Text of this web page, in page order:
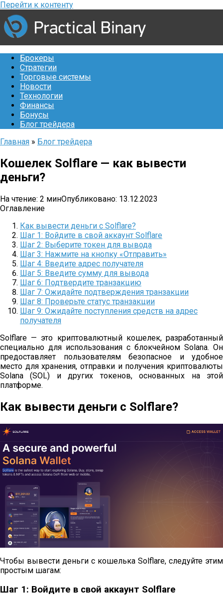
Перейти к контенту
Брокеры
Стратегии
Торговые системы
Новости
Технологии
Финансы
Бонусы
Блог трейдера
Главная » Блог трейдера
Кошелек Solflare — как вывести
деньги?
На чтение: 2 минОпубликовано: 13.12.2023
Оглавление
Как вывести деньги с Solflare?
Шаг 1: Войдите в свой аккаунт Solflare
Шаг 2: Выберите токен для вывода
Шаг 3: Нажмите на кнопку «Отправить»
Шаг 4: Введите адрес получателя
Шаг 5: Введите сумму для вывода
Шаг 6: Подтвердите транзакцию
Шаг 7: Ожидайте подтверждения транзакции
Шаг 8: Проверьте статус транзакции
Шаг 9: Ожидайте поступления средств на адрес
получателя
Solflare — это криптовалютный кошелек, разработанный
специально для использования с блокчейном Solana. Он
предоставляет пользователям безопасное и удобное
место для хранения, отправки и получения криптовалюты
Solana (SOL) и других токенов, основанных на этой
платформе.
Как вывести деньги с Solflare?
Чтобы вывести деньги с кошелька Solflare, следуйте этим
простым шагам:
Шаг 1: Войдите в свой аккаунт Solflare